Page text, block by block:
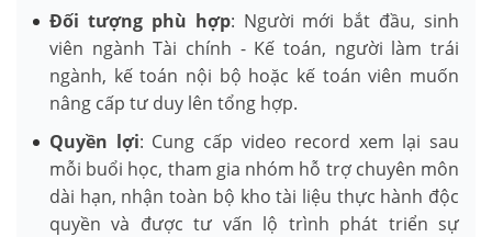
Đối tượng phù hợp: Người mới bắt đầu, sinh
viên ngành Tài chính - Kế toán, người làm trái
ngành, kế toán nội bộ hoặc kế toán viên muốn
nâng cấp tư duy lên tổng hợp.
Quyền lợi: Cung cấp video record xem lại sau
mỗi buổi học, tham gia nhóm hỗ trợ chuyên môn
dài hạn, nhận toàn bộ kho tài liệu thực hành độc
quyền và được tư vấn lộ trình phát triển sự